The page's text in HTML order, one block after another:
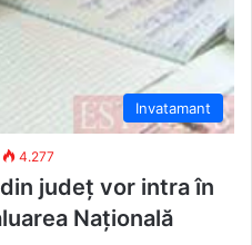
Invatamant
4.277
județ vor intra în
Națională